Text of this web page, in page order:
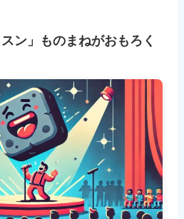
ン」ものまねがおもろく